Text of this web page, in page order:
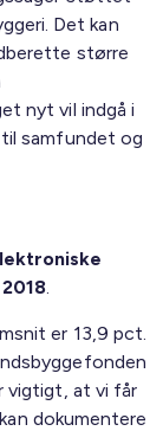
Det kan
større
nyt vil indgå i
til samfundet og
.
er 13,9 pct.
vigtigt, at vi får
dokumentere